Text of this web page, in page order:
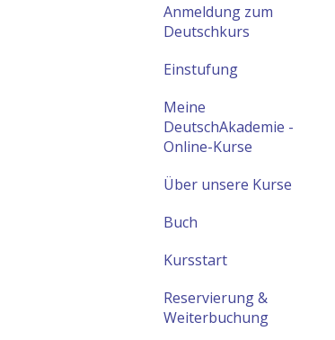
Benutzer-Einstellungen
Anmeldung zum
Deutschkurs
Einstufung
Meine
DeutschAkademie -
Online-Kurse
Online-Unterricht über
Unterrichtsmaterialien
Über unsere Kurse
Buch
Digitales Lehrbuch
Kursstart
Reservierung &
Weiterbuchung